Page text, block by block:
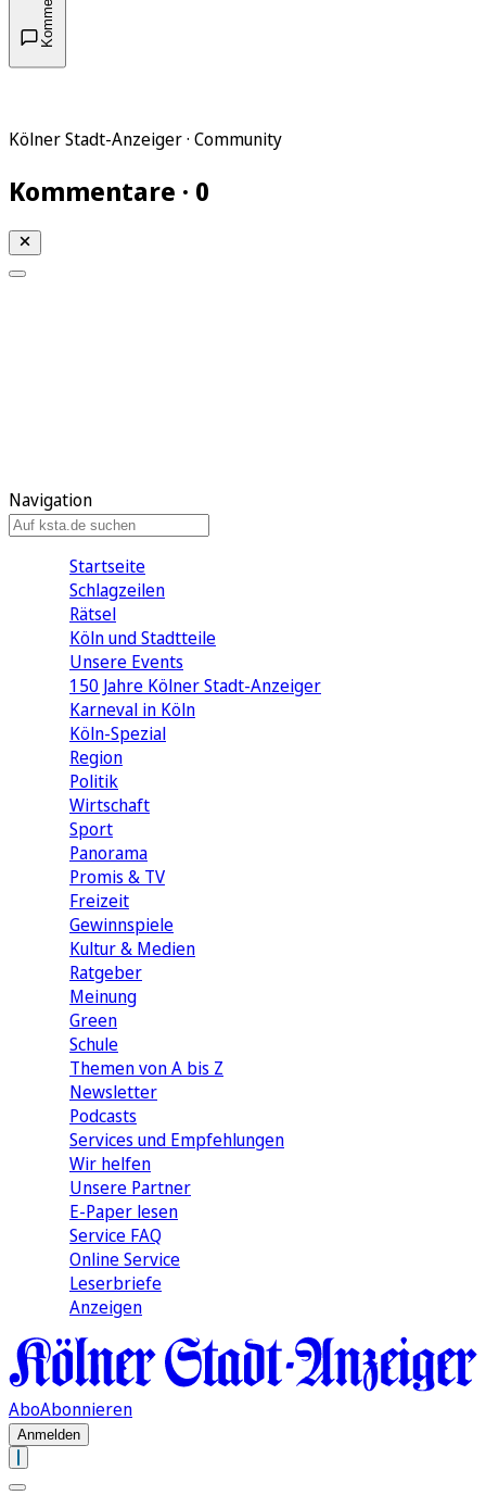
Kölner Stadt-Anzeiger · Community
Kommentare · 0
Navigation
Startseite
Schlagzeilen
Rätsel
Köln und Stadtteile
Unsere Events
150 Jahre Kölner Stadt-Anzeiger
Karneval in Köln
Köln-Spezial
Region
Politik
Wirtschaft
Sport
Panorama
Promis & TV
Freizeit
Gewinnspiele
Kultur & Medien
Ratgeber
Meinung
Green
Schule
Themen von A bis Z
Newsletter
Podcasts
Services und Empfehlungen
Wir helfen
Unsere Partner
E-Paper lesen
Service FAQ
Online Service
Leserbriefe
Anzeigen
AboAbonnieren
Anmelden